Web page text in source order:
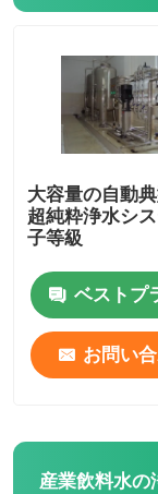
大容量の自動
超純粋浄水シ
子等級
ベストプ
お問い
産業飲料水の